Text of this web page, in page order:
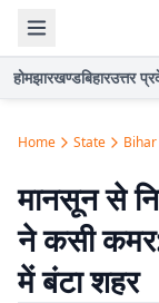
होमझारखण्डबिहारउत्तर
Home State Bihar
मानसून से
ने कसी
में बंटा शहर